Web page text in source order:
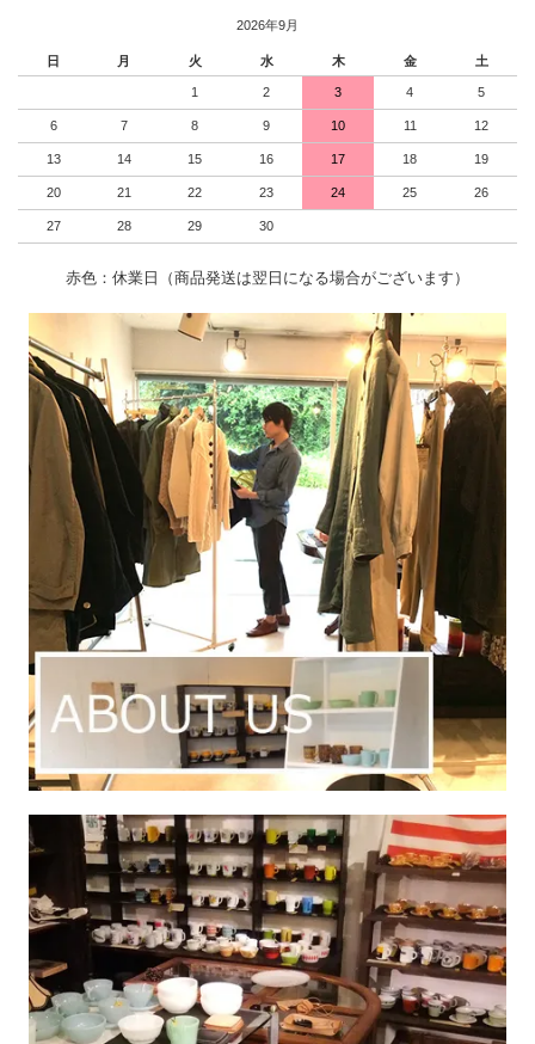
2026年9月
日 月 火 水 木 金 土
1 2 3 4 5
6 7 8 9 10 11 12
13 14 15 16 17 18 19
20 21 22 23 24 25 26
27 28 29 30
赤色：休業日（商品発送は翌日になる場合がございます）